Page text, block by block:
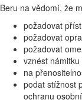
Beru na vědomí, že
požadovat
požadovat
požadovat
vznést
na
podat stížnost
ochranu